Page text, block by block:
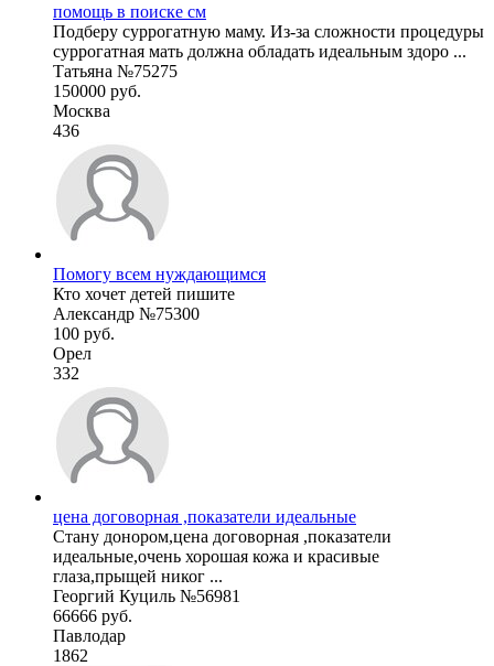
помощь в поиске см
Подберу суррогатную маму. Из-за сложности процедуры
суррогатная мать должна обладать идеальным здоро ...
Татьяна №75275
150000 руб.
Москва
436
Помогу всем нуждающимся
Кто хочет детей пишите
Александр №75300
100 руб.
Орел
332
цена договорная ,показатели идеальные
Стану донором,цена договорная ,показатели
идеальные,очень хорошая кожа и красивые
глаза,прыщей никог ...
Георгий Куциль №56981
66666 руб.
Павлодар
1862